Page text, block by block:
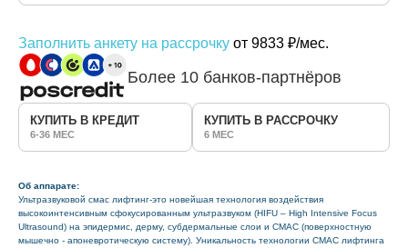
Заполнить анкету на рассрочку от 9833 ₽/мес.
Более 10 банков-партнёров
КУПИТЬ В КРЕДИТ
6-36 МЕС
КУПИТЬ В РАССРОЧКУ
6 МЕС
Об аппарате:
Ультразвуковой смас лифтинг-это новейшая технология воздействия
высокоинтенсивным сфокусированным ультразвуком (HIFU – High Intensive Focus
Ultrasound) на эпидермис, дерму, субдермальные слои и СМАС (поверхностную
мышечно - апоневротическую систему). Уникальность технологии СМАС лифтинга